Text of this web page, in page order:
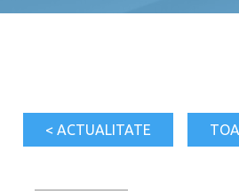
< ACTUALITATE